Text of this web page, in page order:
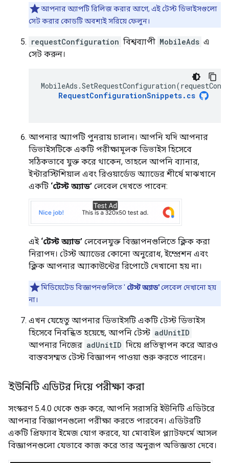
আপনার অ্যাপটি রিলিজ করার আগে, এই টেস্ট ডিভাইসগুলো
সেট করার কোডটি অবশ্যই সরিয়ে ফেলুন।
requestConfiguration বিশ্বব্যাপী MobileAds এ
সেট করুন।
MobileAds .SetRequestConfiguration(
RequestConfigurationSnippets. cs
আপনার অ্যাপটি পুনরায় চালান। আপনি যদি আপনার
ডিভাইসটিকে একটি পরীক্ষামূলক ডিভাইস হিসেবে
সঠিকভাবে যুক্ত করে থাকেন, তাহলে আপনি ব্যানার,
ইন্টারস্টিশিয়াল এবং রিওয়ার্ডেড অ্যাডের শীর্ষে মাঝখানে
একটি ‘টেস্ট অ্যাড’ লেবেল দেখতে পাবেন:
এই ‘টেস্ট অ্যাড’ লেবেলযুক্ত বিজ্ঞাপনগুলিতে ক্লিক করা
নিরাপদ। টেস্ট অ্যাডের কোনো অনুরোধ, ইম্প্রেশন এবং
ক্লিক আপনার অ্যাকাউন্টের রিপোর্টে দেখানো হয় না।
মিডিয়েটেড বিজ্ঞাপনগুলিতে ' টেস্ট অ্যাড'লেবেল দেখানো হয়
না।
এখন যেহেতু আপনার ডিভাইসটি একটি টেস্ট ডিভাইস
হিসেবে নিবন্ধিত হয়েছে, আপনি টেস্ট adUnitID
আপনার নিজের adUnitID দিয়ে প্রতিস্থাপন করে আরও
বাস্তবসম্মত টেস্ট বিজ্ঞাপন পাওয়া শুরু করতে পারেন।
ইউনিটি এডিটর দিয়ে পরীক্ষা করা
সংস্করণ 5.4.0 থেকে শুরু করে, আপনি সরাসরি ইউনিটি এডিটরে
আপনার বিজ্ঞাপনগুলো পরীক্ষা করতে পারবেন। এডিটরটি
একটি প্রিফ্যাব ইমেজ যোগ করবে, যা মোবাইল প্ল্যাটফর্মে আসল
বিজ্ঞাপনগুলো যেভাবে কাজ করে তার অনুরূপ অভিজ্ঞতা দেবে।